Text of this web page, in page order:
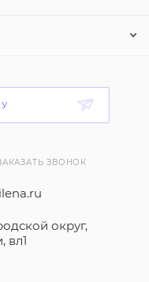
ЗВОНОК
округ,
вл1